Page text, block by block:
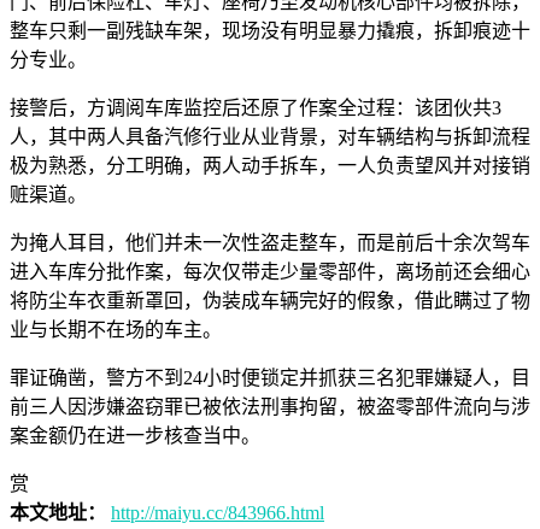
整车只剩一副残缺车架，现场没有明显暴力撬痕，拆卸痕迹十
分专业。
接警后，方调阅车库监控后还原了作案全过程：该团伙共3
人，其中两人具备汽修行业从业背景，对车辆结构与拆卸流程
极为熟悉，分工明确，两人动手拆车，一人负责望风并对接销
赃渠道。
为掩人耳目，他们并未一次性盗走整车，而是前后十余次驾车
进入车库分批作案，每次仅带走少量零部件，离场前还会细心
将防尘车衣重新罩回，伪装成车辆完好的假象，借此瞒过了物
业与长期不在场的车主。
罪证确凿，警方不到24小时便锁定并抓获三名犯罪嫌疑人，目
前三人因涉嫌盗窃罪已被依法刑事拘留，被盗零部件流向与涉
案金额仍在进一步核查当中。
赏
本文地址：
http://maiyu.cc/843966.html